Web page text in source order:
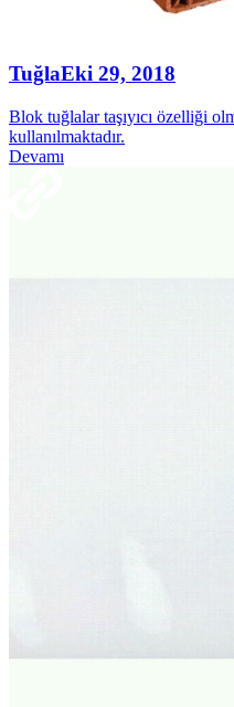
TuğlaEki 29, 2018
Blok tuğlalar taşıyıcı özelliği
kullanılmaktadır.
Devamı